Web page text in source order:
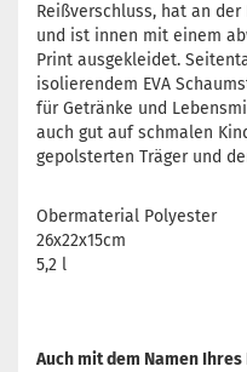
Reißverschluss, hat an der
und ist innen mit einem
Print ausgekleidet.
isolierendem EVA
für Getränke und
auch gut auf schmalen
gepolsterten Träger und
Obermaterial Polyester
26x22x15cm
5,2 l
Auch mit dem Namen